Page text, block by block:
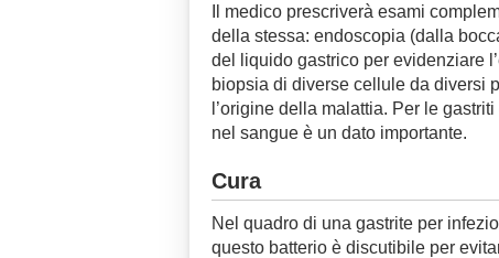
Il medico prescriverà esami
della stessa: endoscopia (dalla
del liquido gastrico per evidenziare
biopsia di diverse cellule da diversi
l’origine della malattia. Per le
nel sangue è un dato importante.
Cura
Nel quadro di una gastrite per
questo batterio è discutibile per